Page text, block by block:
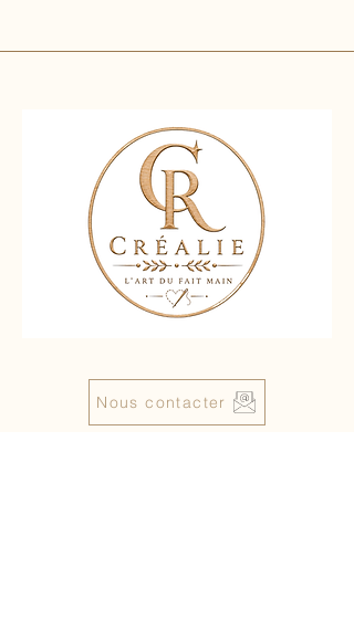
Nous contacter